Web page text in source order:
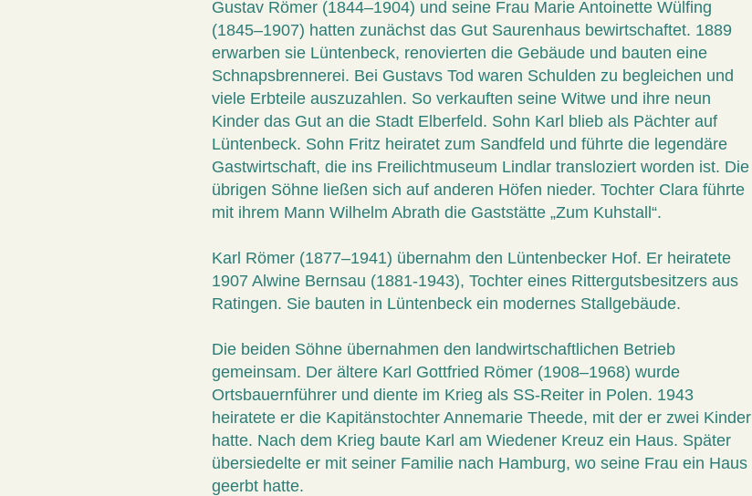
Gustav Römer (1844–1904) und seine Frau Marie Antoinette Wülfing
(1845–1907) hatten zunächst das Gut Saurenhaus bewirtschaftet. 1889
erwarben sie Lüntenbeck, renovierten die Gebäude und bauten eine
Schnapsbrennerei. Bei Gustavs Tod waren Schulden zu begleichen und
viele Erbteile auszuzahlen. So verkauften seine Witwe und ihre neun
Kinder das Gut an die Stadt Elberfeld. Sohn Karl blieb als Pächter auf
Lüntenbeck. Sohn Fritz heiratet zum Sandfeld und führte die legendäre
Gastwirtschaft, die ins Freilichtmuseum Lindlar transloziert worden ist. Die
übrigen Söhne ließen sich auf anderen Höfen nieder. Tochter Clara führte
mit ihrem Mann Wilhelm Abrath die Gaststätte „Zum Kuhstall“.
Karl Römer (1877–1941) übernahm den Lüntenbecker Hof. Er heiratete
1907 Alwine Bernsau (1881-1943), Tochter eines Rittergutsbesitzers aus
Ratingen. Sie bauten in Lüntenbeck ein modernes Stallgebäude.
Die beiden Söhne übernahmen den landwirtschaftlichen Betrieb
gemeinsam. Der ältere Karl Gottfried Römer (1908–1968) wurde
Ortsbauernführer und diente im Krieg als SS-Reiter in Polen. 1943
heiratete er die Kapitänstochter Annemarie Theede, mit der er zwei Kinder
hatte. Nach dem Krieg baute Karl am Wiedener Kreuz ein Haus. Später
übersiedelte er mit seiner Familie nach Hamburg, wo seine Frau ein Haus
geerbt hatte.